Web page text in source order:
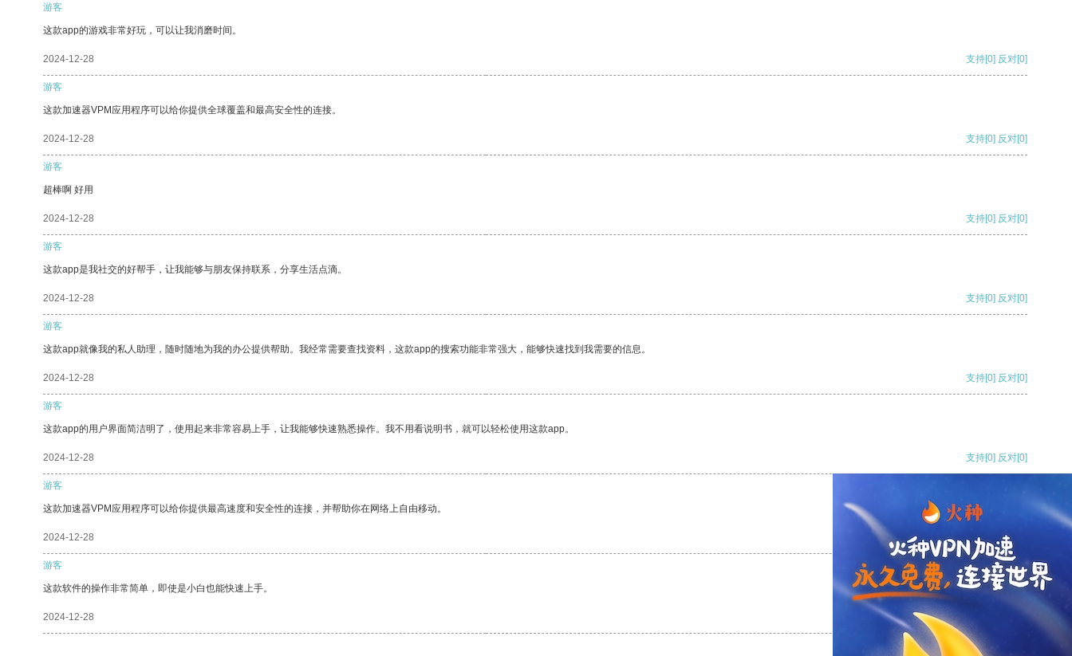
游客
这款app的游戏非常好玩，可以让我消磨时间。
2024-12-28 支持[0] 反对[0]
游客
这款加速器VPM应用程序可以给你提供全球覆盖和最高安全性的连接。
2024-12-28 支持[0] 反对[0]
游客
超棒啊 好用
2024-12-28 支持[0] 反对[0]
游客
这款app是我社交的好帮手，让我能够与朋友保持联系，分享生活点滴。
2024-12-28 支持[0] 反对[0]
游客
这款app就像我的私人助理，随时随地为我的办公提供帮助。我经常需要查找资料，这款app的搜索功能非常强大，能够快速找到我需要的信息。
2024-12-28 支持[0] 反对[0]
游客
这款app的用户界面简洁明了，使用起来非常容易上手，让我能够快速熟悉操作。我不用看说明书，就可以轻松使用这款app。
2024-12-28 支持[0] 反对[0]
游客
这款加速器VPM应用程序可以给你提供最高速度和安全性的连接，并帮助你在网络上自由移动。
2024-12-28 支持 反对
游客
这款软件的操作非常简单，即使是小白也能快速上手。
2024-12-28 [0]